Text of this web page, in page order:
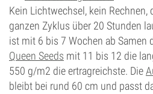
Kein Lichtwechsel, kein Rechnen,
ganzen Zyklus über 20 Stunden
ist mit 6 bis 7 Wochen ab Samen
Queen Seeds mit 11 bis 12 die
550 g/m2 die ertragreichste. Die
bleibt bei rund 60 cm und passt